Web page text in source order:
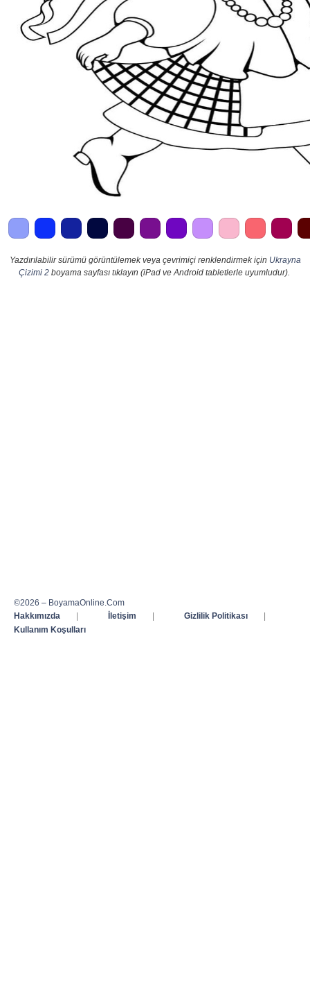
Yazdırılabilir sürümü görüntülemek veya çevrimiçi renklendirmek için Ukrayna
Çizimi 2boyama sayfası tıklayın (iPad ve Android tabletlerle uyumludur).
©2026 – BoyamaOnline.Com
Hakkımızda
| İletişim | Gizlilik Politikası
|
Kullanım Koşulları